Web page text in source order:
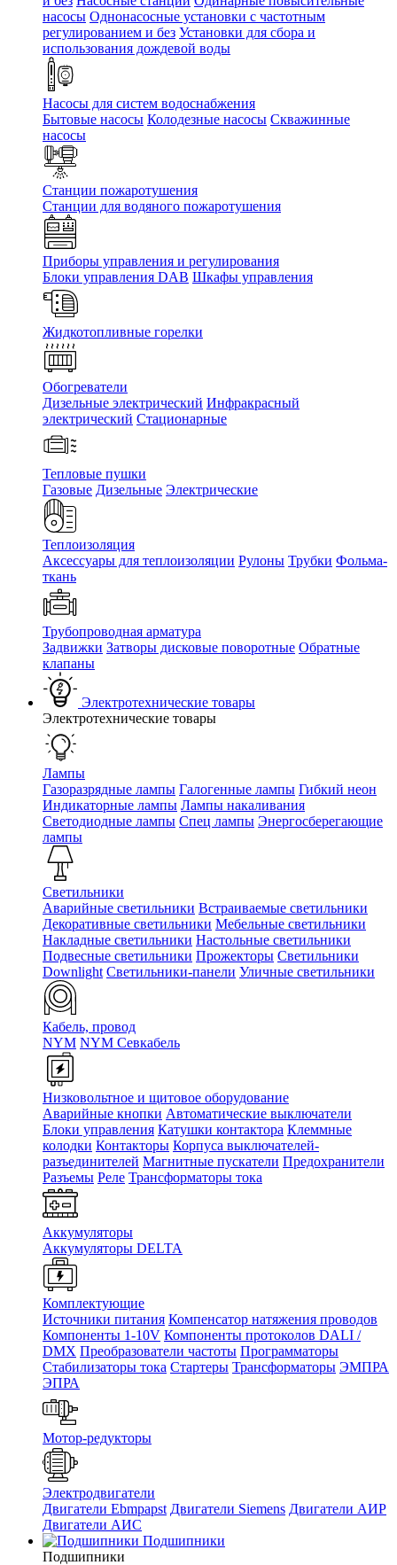
насосы Однонасосные установки с частотным
регулированием и без Установки для сбора и
использования дождевой воды
Насосы для систем водоснабжения
Бытовые насосы Колодезные насосы Скважинные
насосы
Станции пожаротушения
Станции для водяного пожаротушения
Приборы управления и регулирования
Блоки управления DAB Шкафы управления
Жидкотопливные горелки
Обогреватели
Дизельные электрический Инфракрасный
электрический Стационарные
Тепловые пушки
Газовые Дизельные Электрические
Теплоизоляция
Аксессуары для теплоизоляции Рулоны Трубки Фольма-
ткань
Трубопроводная арматура
Задвижки Затворы дисковые поворотные Обратные
клапаны
Электротехнические товары
Электротехнические товары
Лампы
Газоразрядные лампы Галогенные лампы Гибкий неон
Индикаторные лампы Лампы накаливания
Светодиодные лампы Спец лампы Энергосберегающие
лампы
Светильники
Аварийные светильники Встраиваемые светильники
Декоративные светильники Мебельные светильники
Накладные светильники Настольные светильники
Подвесные светильники Прожекторы Светильники
Downlight Светильники-панели Уличные светильники
Кабель, провод
NYM NYM Севкабель
Низковольтное и щитовое оборудование
Аварийные кнопки Автоматические выключатели
Блоки управления Катушки контактора Клеммные
колодки Контакторы Корпуса выключателей-
разъединителей Магнитные пускатели Предохранители
Разъемы Реле Трансформаторы тока
Аккумуляторы
Аккумуляторы DELTA
Комплектующие
Источники питания Компенсатор натяжения проводов
Компоненты 1-10V Компоненты протоколов DALI /
DMX Преобразователи частоты Программаторы
Стабилизаторы тока Стартеры Трансформаторы ЭМПРА
ЭПРА
Мотор-редукторы
Электродвигатели
Двигатели Ebmpapst Двигатели Siemens Двигатели АИР
Двигатели АИС
Подшипники
Подшипники